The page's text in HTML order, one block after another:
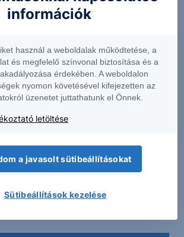
tájékoztatják a
információkról, a folyamatok
megalapozottabb befektetési
kizárólag az előadó személyes
Erste Befektetési Zrt. vagy az Erste
hivatalos szakmai álláspontjának. A
nem minősül befektetési ajánlatnak,
információk
használ a weboldalak működtetése, a
és megfelelő színvonal biztosítása és a
érdekében. A weboldalon
nyomon követésével kifejezetten az
üzenetet juttathatunk el Önnek.
letöltése
a javasolt sütibeállításokat
Sütibeállítások kezelése